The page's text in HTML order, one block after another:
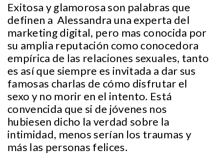
Exitosa y glamorosa son palabras que
definen a Alessandra una experta del
marketing digital, pero mas conocida por
su amplia reputación como conocedora
empírica de las relaciones sexuales, tanto
es así que siempre es invitada a dar sus
famosas charlas de cómo disfrutar el
sexo y no morir en el intento. Está
convencida que si de jóvenes nos
hubiesen dicho la verdad sobre la
intimidad, menos serían los traumas y
más las personas felices.